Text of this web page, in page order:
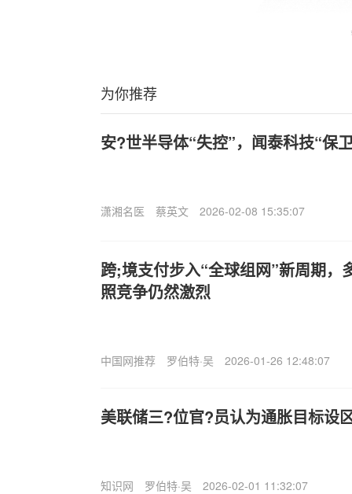
为你推荐
安?世半导体“失控”，闻泰科技“保
潇湘名医 蔡英文 2026-02-08 15:35:07
跨;境支付步入“全球组网”新周期，
照竞争仍然激烈
中国网推荐 罗伯特·吴 2026-01-26 12:48:07
美联储三?位官?员认为通胀目标设
知识网 罗伯特·吴 2026-02-01 11:32:07